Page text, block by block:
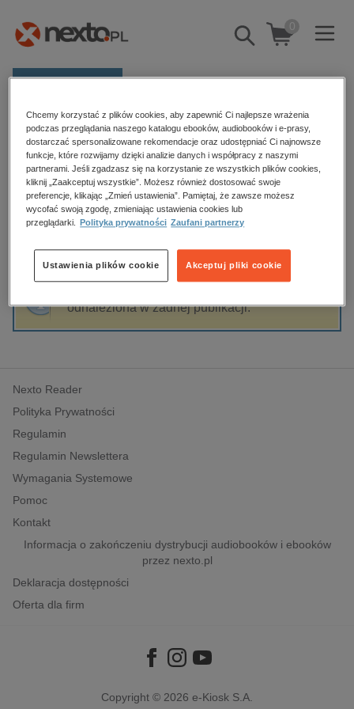
Pokaż/schowaj
wyszukiwarkę
0
Kategorie
Zobacz wszystkie E-prasa
budownictwo, aranżacja wnętrz
biznesowe, branżowe, gospodarka
dzienniki
edukacja
hobby, sport, rozrywka
komputery, internet, technologie, informatyka
polityka, społeczno-informacyjne
psychologiczne
inne
popularno-naukowe
historia
Strona główna Bogda Pękalski
Bogda Pękalski
Sortowanie Filtrowanie
odnaleziona w żadnej publikacji.
Nexto Reader
Polityka Prywatności
Regulamin
Regulamin Newslettera
Wymagania Systemowe
Pomoc
Kontakt
Informacja o zakończeniu dystrybucji audiobooków i ebooków
przez nexto.pl
Deklaracja dostępności
Oferta dla firm
Copyright © 2026 e-Kiosk S.A.
Chcemy korzystać z plików cookies, aby zapewnić Ci najlepsze wrażenia
podczas przeglądania naszego katalogu ebooków, audiobooków i e-prasy,
dostarczać spersonalizowane rekomendacje oraz udostępniać Ci najnowsze
funkcje, które rozwijamy dzięki analizie danych i współpracy z naszymi
partnerami. Jeśli zgadzasz się na korzystanie ze wszystkich plików cookies,
kliknij „Zaakceptuj wszystkie”. Możesz również dostosować swoje
preferencje, klikając „Zmień ustawienia”. Pamiętaj, że zawsze możesz
wycofać swoją zgodę, zmieniając ustawienia cookies lub
przeglądarki.
Polityka prywatności Zaufani partnerzy
Akceptuj pliki cookie
Ustawienia plików cookie